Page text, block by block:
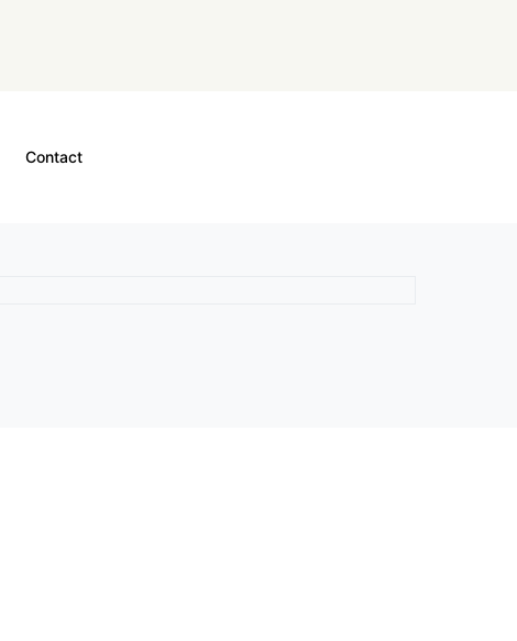
Contact